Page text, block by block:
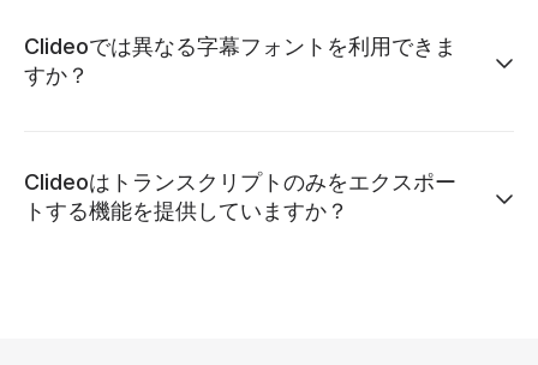
Clideoでは異なる字幕フォントを利用できま
すか？
Clideoはトランスクリプトのみをエクスポー
トする機能を提供していますか？